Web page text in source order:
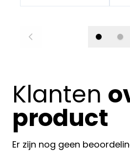
Klanten
product
Er zijn nog geen